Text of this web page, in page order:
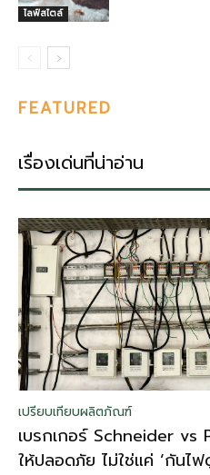
ไลฟ์สไตล์
FEATURED
เรื่องเด่นที่น่าอ่าน
เปรียบเทียบผลิตภัณฑ์
เบรกเกอร์ Schneider vs
ให้ปลอดภัย ไม่ใช่แค่ ‘กันไฟ